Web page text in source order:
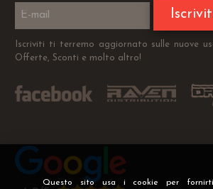
Questo sito usa i cookie per fornirti
Iscriviti ti terremo aggiornato sulle nuove
Offerte, Sconti e molto altro!